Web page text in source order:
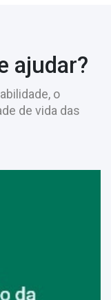
ajudar?
o
de vida das